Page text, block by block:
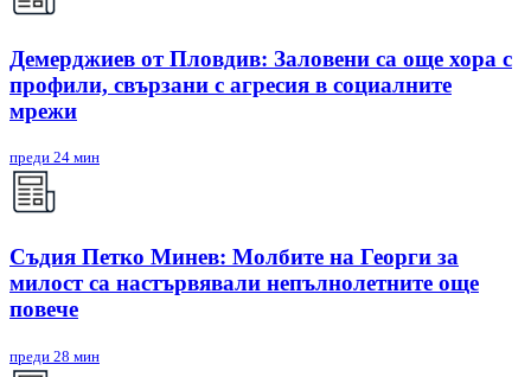
Демерджиев от Пловдив: Заловени са още хора с
профили, свързани с агресия в социалните
мрежи
преди 24 мин
Съдия Петко Минев: Молбите на Георги за
милост са настървявали непълнолетните още
повече
преди 28 мин